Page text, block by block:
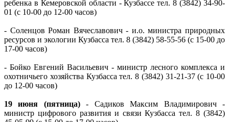
ребенка в Кемеровской области - Кузбассе тел. 8 (3842) 34-90-
01 (с 10-00 до 12-00 часов)
- Соленцов Роман Вячеславович - и.о. министра природных
ресурсов и экологии Кузбасса тел. 8 (3842) 58-55-56 (с 15-00 до
17-00 часов)
- Бойко Евгений Васильевич - министр лесного комплекса и
охотничьего хозяйства Кузбасса тел. 8 (3842) 31-21-37 (с 10-00
до 12-00 часов)
19 июня (пятница)- Садиков Максим Владимирович -
министр цифрового развития и связи Кузбасса тел. 8 (3842)